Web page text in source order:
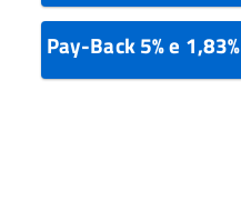
Pay-Back 5% e 1,83%